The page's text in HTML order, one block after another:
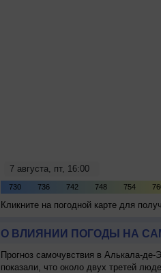
Кликните на погодной карте для
О ВЛИЯНИИ ПОГОДЫ НА
Прогноз самочувствия в Алькала-
показали, что около двух третей